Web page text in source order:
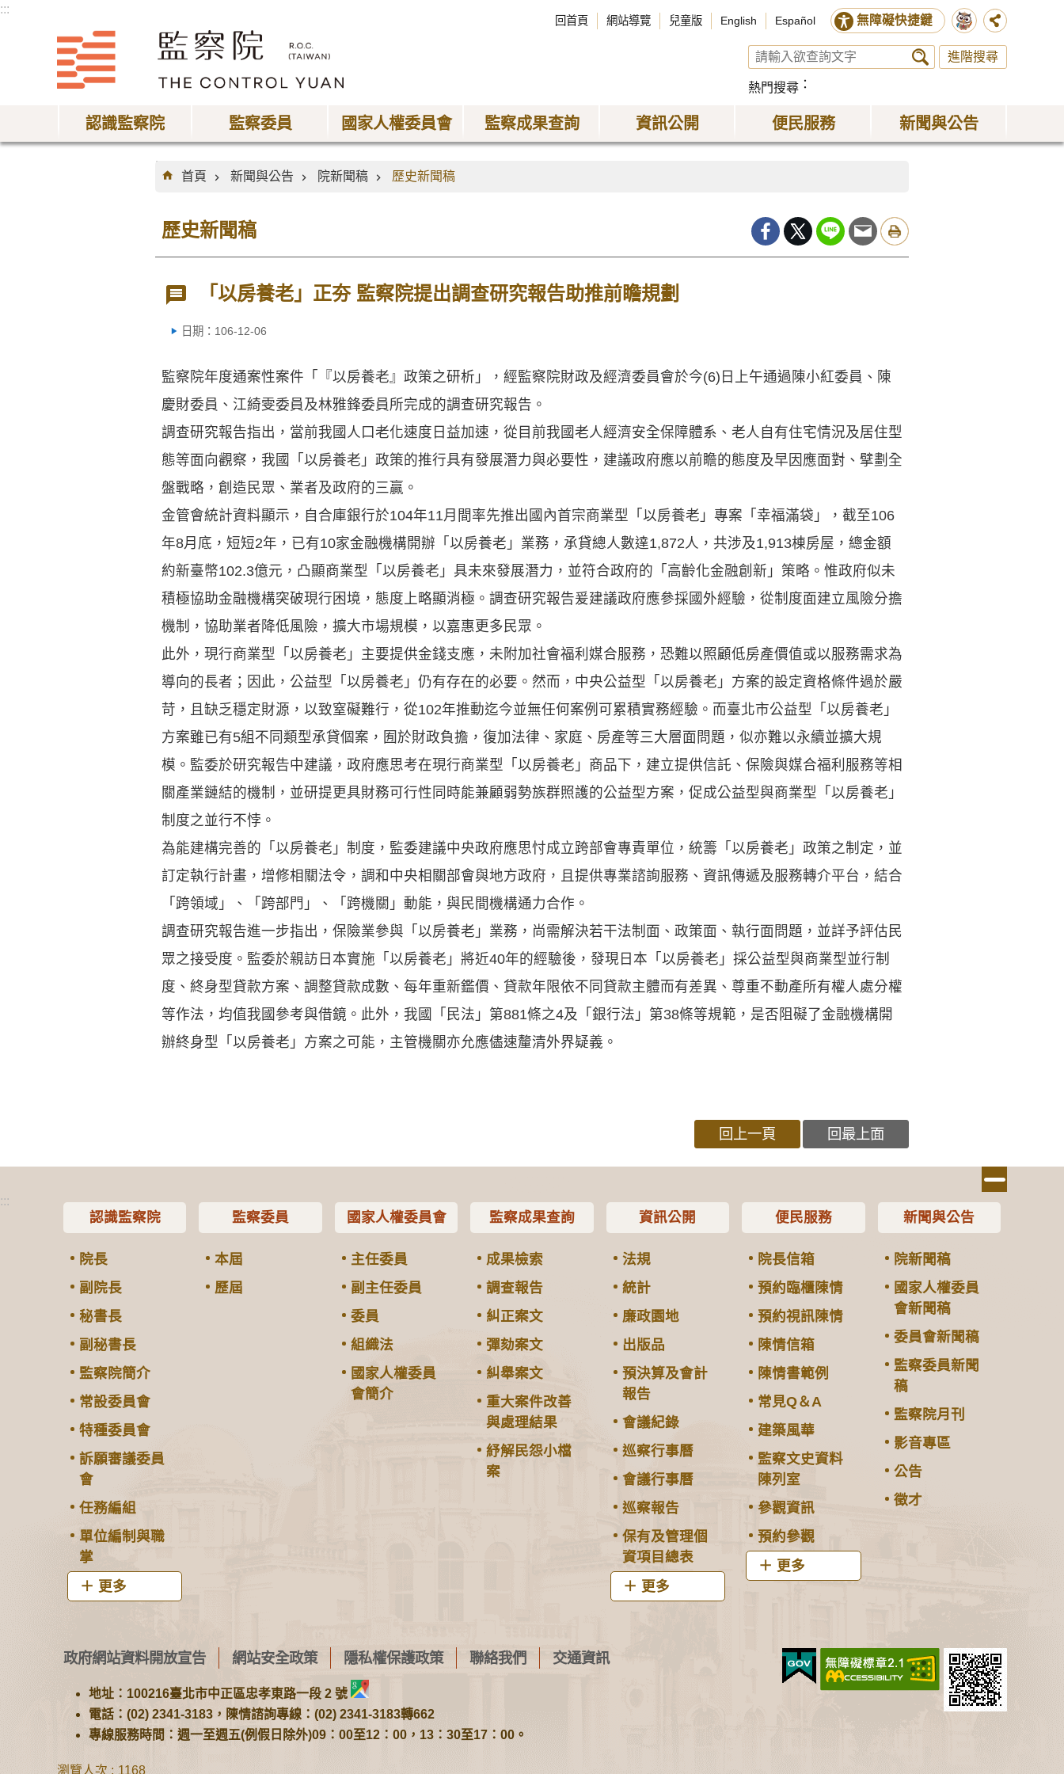
:::
回首頁 網站導覽 兒童版 English Español 無障礙快捷鍵
進階搜尋
熱門搜尋
認識監察院 監察委員 國家人權委員會 監察成果查詢 資訊公開 便民服務 新聞與公告
:::
首頁
新聞與公告 院新聞稿 歷史新聞稿
歷史新聞稿
「以房養老」正夯 監察院提出調查研究報告助推前瞻規劃
日期：106-12-06
監察院年度通案性案件「『以房養老』政策之研析」，經監察院財政及經濟委員會於今(6)日上午通過陳小紅委員、陳
慶財委員、江綺雯委員及林雅鋒委員所完成的調查研究報告。
調查研究報告指出，當前我國人口老化速度日益加速，從目前我國老人經濟安全保障體系、老人自有住宅情況及居住型
態等面向觀察，我國「以房養老」政策的推行具有發展潛力與必要性，建議政府應以前瞻的態度及早因應面對、擘劃全
盤戰略，創造民眾、業者及政府的三贏。
金管會統計資料顯示，自合庫銀行於104年11月間率先推出國內首宗商業型「以房養老」專案「幸福滿袋」，截至106
年8月底，短短2年，已有10家金融機構開辦「以房養老」業務，承貸總人數達1,872人，共涉及1,913棟房屋，總金額
約新臺幣102.3億元，凸顯商業型「以房養老」具未來發展潛力，並符合政府的「高齡化金融創新」策略。惟政府似未
積極協助金融機構突破現行困境，態度上略顯消極。調查研究報告爰建議政府應參採國外經驗，從制度面建立風險分擔
機制，協助業者降低風險，擴大市場規模，以嘉惠更多民眾。
此外，現行商業型「以房養老」主要提供金錢支應，未附加社會福利媒合服務，恐難以照顧低房產價值或以服務需求為
導向的長者；因此，公益型「以房養老」仍有存在的必要。然而，中央公益型「以房養老」方案的設定資格條件過於嚴
苛，且缺乏穩定財源，以致窒礙難行，從102年推動迄今並無任何案例可累積實務經驗。而臺北市公益型「以房養老」
方案雖已有5組不同類型承貸個案，囿於財政負擔，復加法律、家庭、房產等三大層面問題，似亦難以永續並擴大規
模。監委於研究報告中建議，政府應思考在現行商業型「以房養老」商品下，建立提供信託、保險與媒合福利服務等相
關產業鏈結的機制，並研提更具財務可行性同時能兼顧弱勢族群照護的公益型方案，促成公益型與商業型「以房養老」
制度之並行不悖。
為能建構完善的「以房養老」制度，監委建議中央政府應思忖成立跨部會專責單位，統籌「以房養老」政策之制定，並
訂定執行計畫，增修相關法令，調和中央相關部會與地方政府，且提供專業諮詢服務、資訊傳遞及服務轉介平台，結合
「跨領域」、「跨部門」、「跨機關」動能，與民間機構通力合作。
調查研究報告進一步指出，保險業參與「以房養老」業務，尚需解決若干法制面、政策面、執行面問題，並詳予評估民
眾之接受度。監委於親訪日本實施「以房養老」將近40年的經驗後，發現日本「以房養老」採公益型與商業型並行制
度、終身型貸款方案、調整貸款成數、每年重新鑑價、貸款年限依不同貸款主體而有差異、尊重不動產所有權人處分權
等作法，均值我國參考與借鏡。此外，我國「民法」第881條之4及「銀行法」第38條等規範，是否阻礙了金融機構開
辦終身型「以房養老」方案之可能，主管機關亦允應儘速釐清外界疑義。
回上一頁 回最上面
:::
認識監察院
院長
副院長
秘書長
副秘書長
監察院簡介
常設委員會
特種委員會
訴願審議委員
會
任務編組
單位編制與職
掌
更多
監察委員
本屆
歷屆
國家人權委員會
主任委員
副主任委員
委員
組織法
國家人權委員
會簡介
監察成果查詢
成果檢索
調查報告
糾正案文
彈劾案文
糾舉案文
重大案件改善
與處理結果
紓解民怨小檔
案
資訊公開
法規
統計
廉政園地
出版品
預決算及會計
報告
會議紀錄
巡察行事曆
會議行事曆
巡察報告
保有及管理個
資項目總表
更多
便民服務
院長信箱
預約臨櫃陳情
預約視訊陳情
陳情信箱
陳情書範例
常見Q＆A
建築風華
監察文史資料
陳列室
參觀資訊
預約參觀
更多
新聞與公告
院新聞稿
國家人權委員
會新聞稿
委員會新聞稿
監察委員新聞
稿
監察院月刊
影音專區
公告
徵才
政府網站資料開放宣告 網站安全政策 隱私權保護政策 聯絡我們 交通資訊
地址：100216臺北市中正區忠孝東路一段 2 號
電話：(02) 2341-3183，陳情諮詢專線：(02) 2341-3183轉662
專線服務時間：週一至週五(例假日除外)09：00至12：00，13：30至17：00。
瀏覽人次 1168